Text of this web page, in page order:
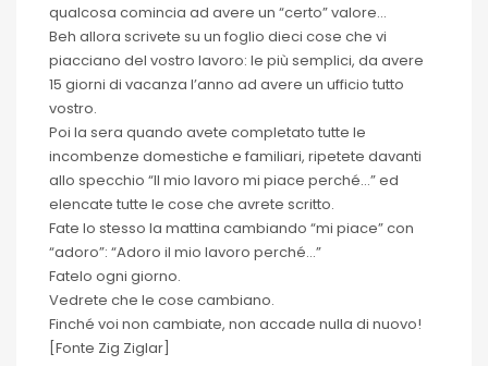
qualcosa comincia ad avere un “certo” valore…
Beh allora scrivete su un foglio dieci cose che vi
piacciano del vostro lavoro: le più semplici, da avere
15 giorni di vacanza l’anno ad avere un ufficio tutto
vostro.
Poi la sera quando avete completato tutte le
incombenze domestiche e familiari, ripetete davanti
allo specchio “Il mio lavoro mi piace perché…” ed
elencate tutte le cose che avrete scritto.
Fate lo stesso la mattina cambiando “mi piace” con
“adoro”: “Adoro il mio lavoro perché…”
Fatelo ogni giorno.
Vedrete che le cose cambiano.
Finché voi non cambiate, non accade nulla di nuovo!
[Fonte Zig Ziglar]